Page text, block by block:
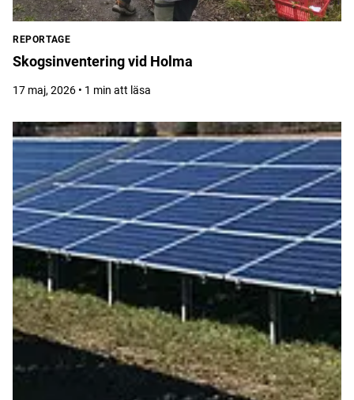
REPORTAGE
Skogsinventering vid Holma
17 maj, 2026 • 1 min att läsa